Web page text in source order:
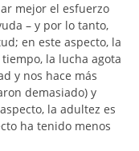
mejor el esfuerzo
– y por lo tanto,
en este aspecto, la
la lucha agota
y nos hace más
demasiado) y
la adultez es
ha tenido menos